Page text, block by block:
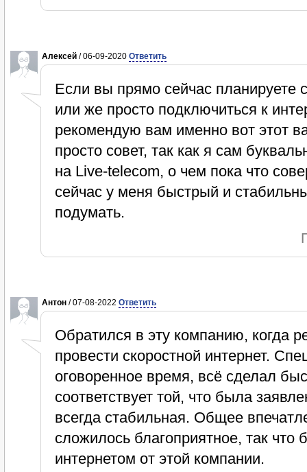
Алексей / 06-09-2020 Ответить
Если вы прямо сейчас планируете
или же просто подключиться к
рекомендую вам именно вот этот
просто совет, так как я сам
на Live-telecom, о чем пока что
сейчас у меня быстрый и
подумать.
Антон / 07-08-2022 Ответить
Обратился в эту компанию, когда
провести скоростной интернет.
оговоренное время, всё сделал
соответствует той, что была
всегда стабильная. Общее
сложилось благоприятное, так что
интернетом от этой компании.